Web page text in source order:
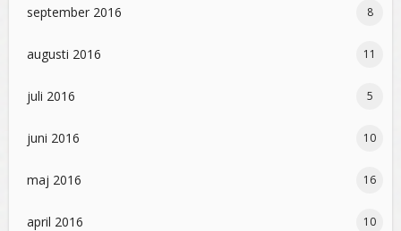
september 2016 8
augusti 2016 11
juli 2016 5
juni 2016 10
maj 2016 16
april 2016 10